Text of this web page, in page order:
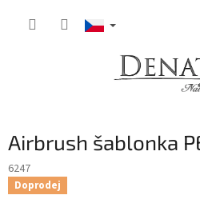
Airbrush šablonka
6247
Doprodej